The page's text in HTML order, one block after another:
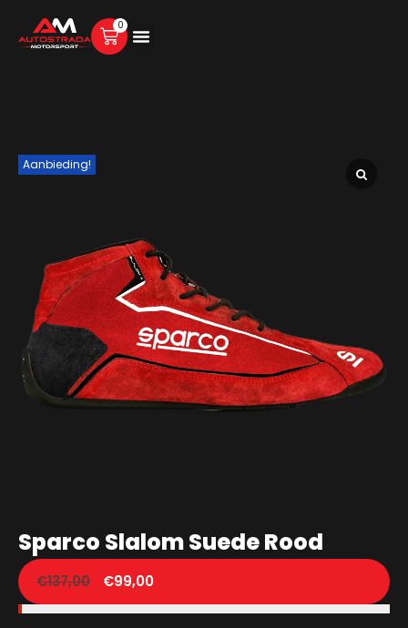
0
Aanbieding!
Sparco Slalom Suede Rood
€137,00 €99,00